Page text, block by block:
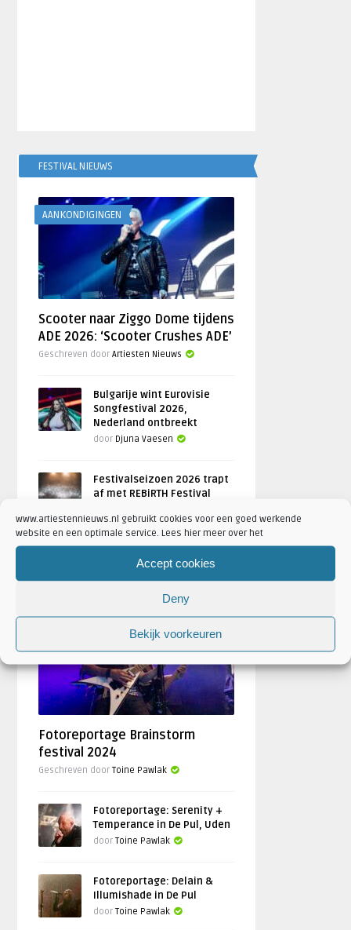
www.artiestennieuws.nl gebruikt cookies voor een goed werkende
website en een optimale service. Lees hier meer over het
Accept cookies
Deny
Bekijk voorkeuren
FESTIVAL NIEUWS
AANKONDIGINGEN
Scooter naar Ziggo Dome tijdens
ADE 2026: ‘Scooter Crushes ADE’
Geschreven doorArtiesten Nieuws
Bulgarije wint Eurovisie
Songfestival 2026,
Nederland ontbreekt
door Djuna Vaesen
Festivalseizoen 2026 trapt
af met REBiRTH Festival
FOTOREPORTAGES
Fotoreportage Brainstorm
festival 2024
Geschreven doorToine Pawlak
Fotoreportage: Serenity +
Temperance in De Pul, Uden
doorToine Pawlak
Fotoreportage: Delain &
Illumishade in De Pul
doorToine Pawlak